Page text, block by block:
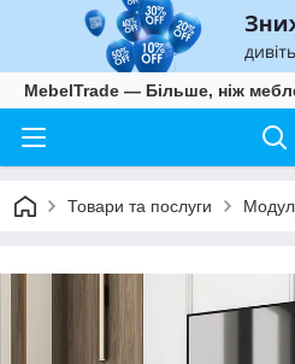
MebelTrade — Більше, ніж
Товари та послуги